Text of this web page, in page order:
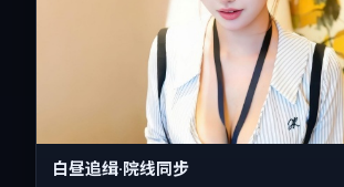
白昼追缉·院线同步